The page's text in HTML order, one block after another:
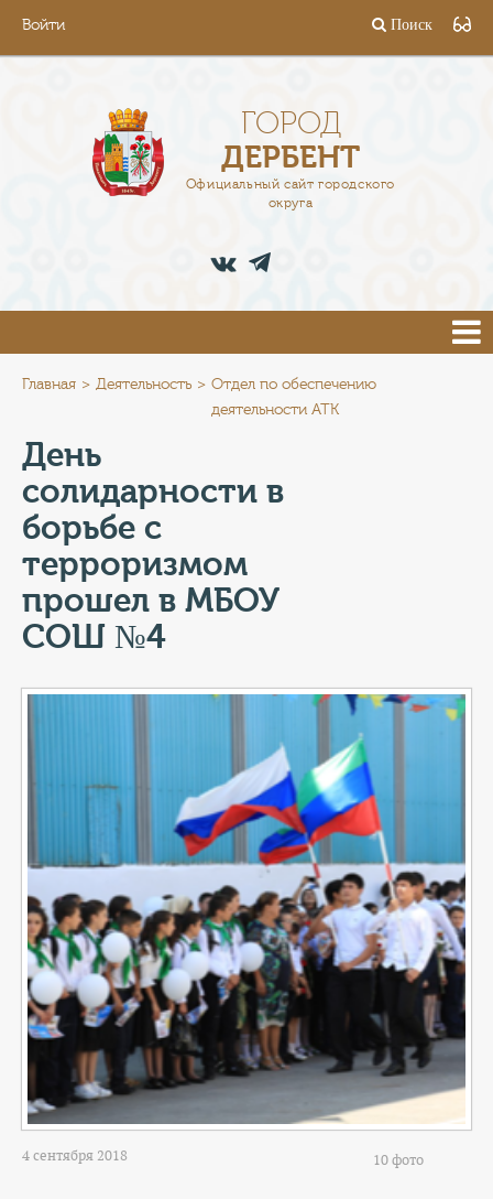
Войти Поиск
ГОРОД
ДЕРБЕНТ
Официальный сайт городского
округа
АДМИНИСТРАЦИЯ
ПРЕСС-ЦЕНТР
ТУРИСТАМ
КОНТАКТЫ
ТАРИФЫ
ГЕРОИ Z
Главная Деятельность
Отдел по обеспечению
деятельности АТК
День
солидарности в
борьбе с
терроризмом
прошел в МБОУ
СОШ №4
4 сентября 2018 10 фото